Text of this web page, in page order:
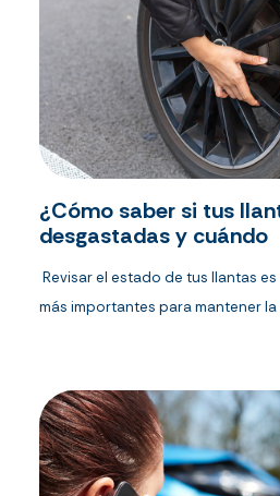
¿Cómo saber si tus
desgastadas y cuándo
Revisar el estado de tus llantas
más importantes para mantener la